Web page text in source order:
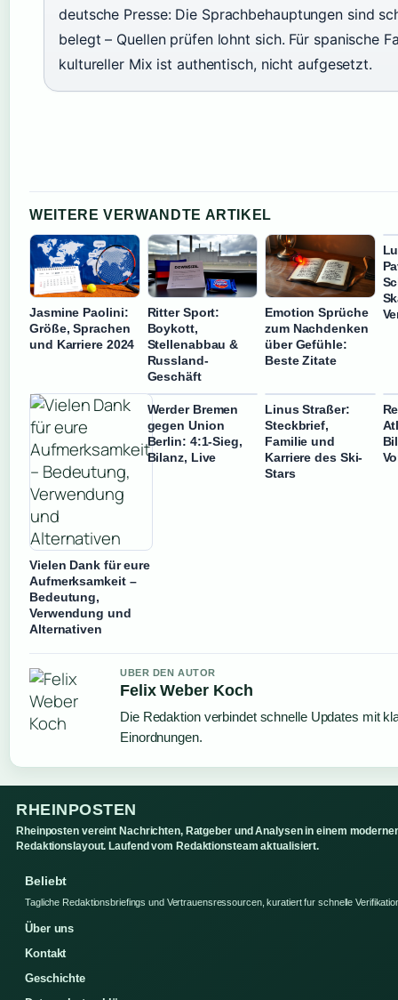
deutsche Presse: Die Sprachbehauptungen sind
belegt – Quellen prüfen lohnt sich. Für spanische
kultureller Mix ist authentisch, nicht aufgesetzt.
WEITERE VERWANDTE ARTIKEL
Jasmine Paolini:
Größe, Sprachen
und Karriere 2024
Ritter Sport:
Boykott,
Stellenabbau &
Russland-
Geschäft
Emotion Sprüche
zum Nachdenken
über Gefühle:
Beste Zitate
Vielen Dank für eure
Aufmerksamkeit –
Bedeutung,
Verwendung und
Alternativen
Werder Bremen
gegen Union
Berlin: 4:1-Sieg,
Bilanz, Live
Linus Straßer:
Steckbrief,
Familie und
Karriere des Ski-
Stars
UBER DEN AUTOR
Felix Weber Koch
Die Redaktion verbindet schnelle Updates mit
Einordnungen.
RHEINPOSTEN
Rheinposten vereint Nachrichten, Ratgeber und Analysen in einem
Redaktionslayout. Laufend vom Redaktionsteam aktualisiert.
Beliebt
Tagliche Redaktionsbriefings und Vertrauensressourcen, kuratiert fur schnelle
Über uns
Kontakt
Geschichte